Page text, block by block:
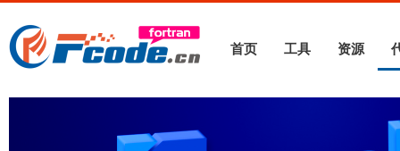
首页 工具 资源